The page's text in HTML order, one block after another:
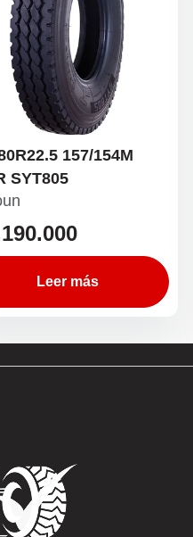
157/154M
SYT805
Leer más